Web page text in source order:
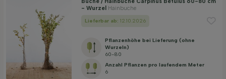
- Wurzel Hainbuche
Lieferbar ab: 12.10.2026
Pflanzenhöhe bei Lieferung (ohne
Wurzeln)
60-80
Anzahl Pflanzen pro laufendem Meter
6